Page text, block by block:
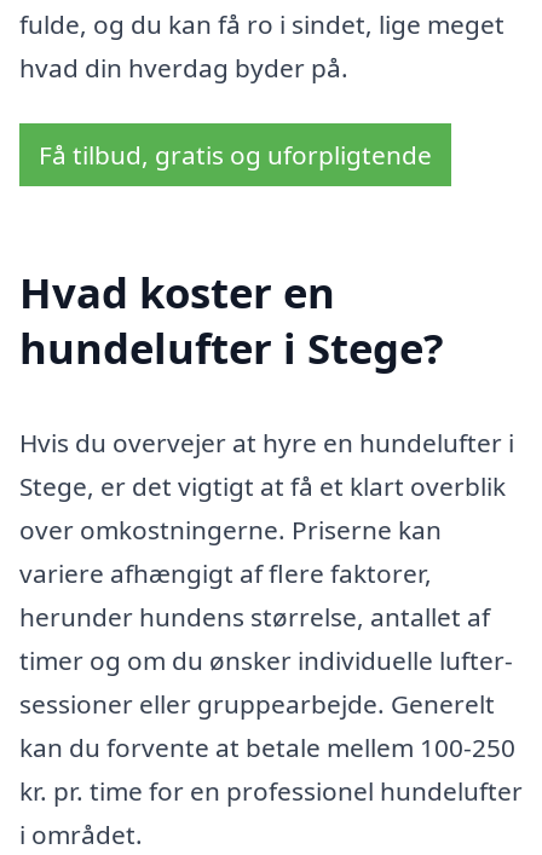
fulde, og du kan få ro i sindet, lige meget
hvad din hverdag byder på.
Få tilbud, gratis og uforpligtende
Hvad koster en
hundelufter i Stege?
Hvis du overvejer at hyre en hundelufter i
Stege, er det vigtigt at få et klart overblik
over omkostningerne. Priserne kan
variere afhængigt af flere faktorer,
herunder hundens størrelse, antallet af
timer og om du ønsker individuelle lufter-
sessioner eller gruppearbejde. Generelt
kan du forvente at betale mellem 100-250
kr. pr. time for en professionel hundelufter
i området.